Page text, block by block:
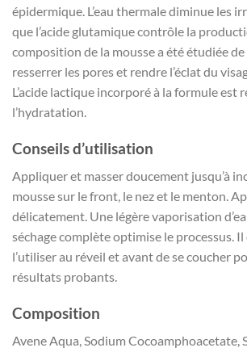
épidermique. L’eau thermale diminue les
que l’acide glutamique contrôle la
composition de la mousse a été étudiée de
resserrer les pores et rendre l’éclat du
L’acide lactique incorporé à la formule est
l’hydratation.
Conseils d’utilisation
Appliquer et masser doucement jusqu’à
mousse sur le front, le nez et le menton.
délicatement. Une légère vaporisation
séchage complète optimise le processus.
l’utiliser au réveil et avant de se coucher
résultats probants.
Composition
Avene Aqua, Sodium Cocoamphoacetate,